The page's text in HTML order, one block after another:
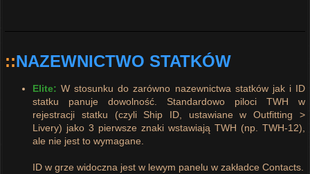
::NAZEWNICTWO STATKÓW
Elite: W stosunku do zarówno nazewnictwa statków jak i ID
statku panuje dowolność. Standardowo piloci TWH w
rejestracji statku (czyli Ship ID, ustawiane w Outfitting >
Livery) jako 3 pierwsze znaki wstawiają TWH (np. TWH-12),
ale nie jest to wymagane.
ID w grze widoczna jest w lewym panelu w zakładce Contacts.